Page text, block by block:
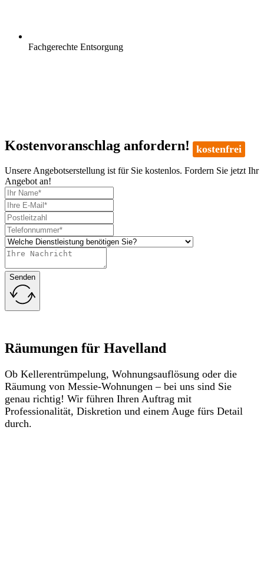
Fachgerechte Entsorgung
Kostenvoranschlag anfordern! kostenfrei
Unsere Angebotserstellung ist für Sie kostenlos. Fordern Sie jetzt Ihr
Angebot an!
Senden
Räumungen für Havelland
Ob Kellerentrümpelung, Wohnungsauflösung oder die
Räumung von Messie-Wohnungen – bei uns sind Sie
genau richtig! Wir führen Ihren Auftrag mit
Professionalität, Diskretion und einem Auge fürs Detail
durch.